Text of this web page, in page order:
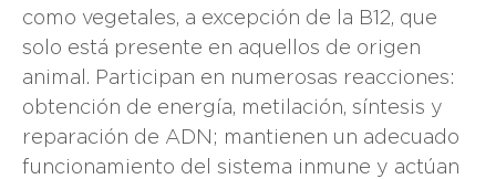
como vegetales, a excepción de la B12, que
solo está presente en aquellos de origen
animal. Participan en numerosas reacciones:
obtención de energía, metilación, síntesis y
reparación de ADN; mantienen un adecuado
funcionamiento del sistema inmune y actúan